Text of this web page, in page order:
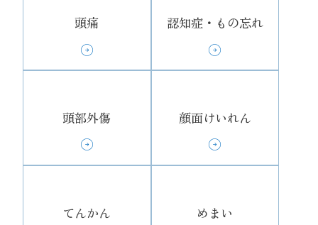
頭痛 認知症・もの忘れ
頭部外傷 顔面けいれん
てんかん めまい